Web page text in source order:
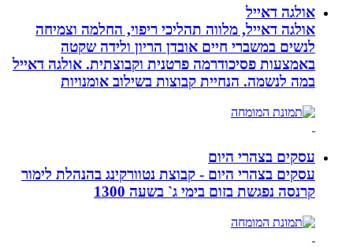
אולגה דאייל
אולגה דאייל, מלווה תהליכי ריפוי, החלמה וצמיחה
לנשים במשברי חיים אובדן הריון ולידה שקטה
באמצעות פסיכודרמה פרטנית וקבוצתית. אולגה דאייל
במה לנשמה. ‏הנחיית קבוצות בשילוב אומנויות‏
עסקים בצהרי היום
עסקים בצהרי היום - קבוצת נטוורקינג בהנהלת לימור
קרנסה נפגשת בזום בימי ג` בשעה 1300